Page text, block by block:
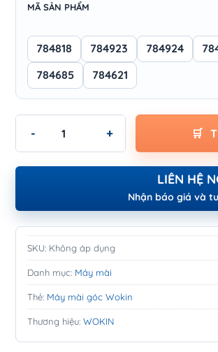
MÃ SẢN PHẨM
784818 784923 784924
784685
784621
Máy mài góc Wokin - ANGLE GRINDER số
LIÊN HỆ
Nhận báo giá và
SKU: Không áp dụng
Danh mục: Máy mài
Thẻ: Máy mài góc Wokin
Thương hiệu:WOKIN